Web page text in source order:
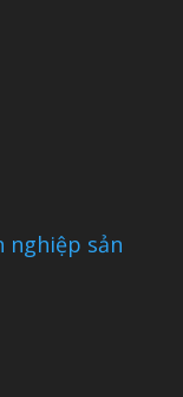
nghiệp sản